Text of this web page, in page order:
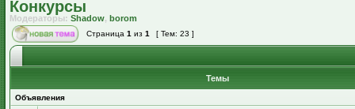
Конкурсы
Модераторы: Shadow, borom
Страница 1 из 1 [ Тем: 23 ]
Темы
Объявления